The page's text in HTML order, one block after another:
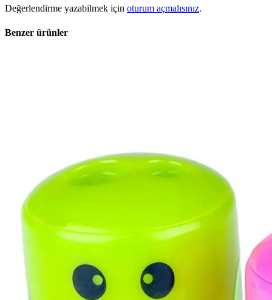
Değerlendirme yazabilmek için oturum açmalısınız.
Benzer ürünler